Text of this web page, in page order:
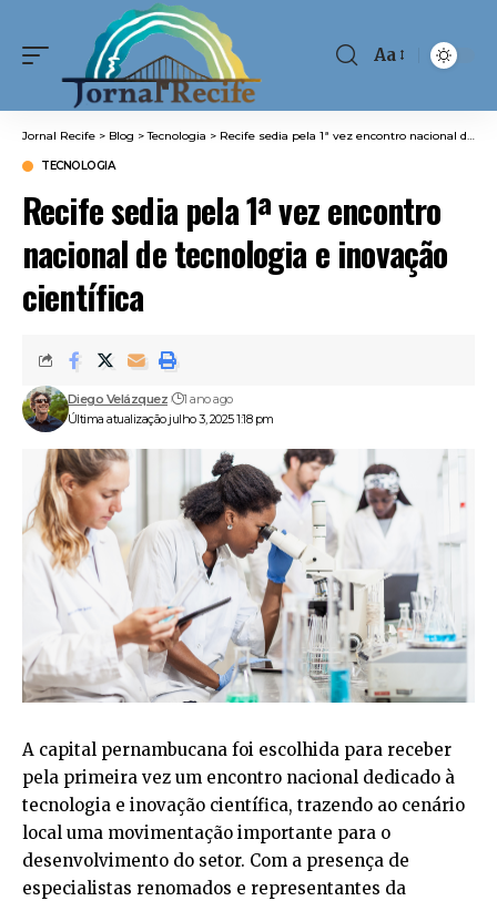
Font
Aa
Jornal Recife > Blog >Tecnologia > Recife sedia pela 1ª vez encontro nacional de tecnologia e inovação científica
TECNOLOGIA
Recife sedia pela 1ª vez encontro
nacional de tecnologia e inovação
científica
Última atualização julho 3, 2025 1:18 pm
Diego Velázquez 1 ano ago
A capital pernambucana foi escolhida para receber
pela primeira vez um encontro nacional dedicado à
tecnologia e inovação científica, trazendo ao cenário
local uma movimentação importante para o
desenvolvimento do setor. Com a presença de
especialistas renomados e representantes da